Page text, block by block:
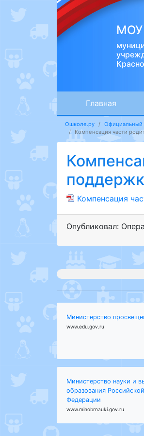
МОУ
Главная
Ошколе.ру Официальный
Компенсация части
Компенсация
Опубликовал:
Министерство
www.edu.gov.ru
Министерство науки и
образования Российской
Федерации
www.minobrnauki.gov.ru